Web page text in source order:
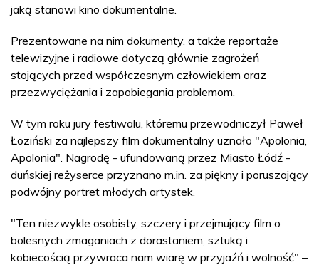
jaką stanowi kino dokumentalne.
Prezentowane na nim dokumenty, a także reportaże
telewizyjne i radiowe dotyczą głównie zagrożeń
stojących przed współczesnym człowiekiem oraz
przezwyciężania i zapobiegania problemom.
W tym roku jury festiwalu, któremu przewodniczył Paweł
Łoziński za najlepszy film dokumentalny uznało "Apolonia,
Apolonia". Nagrodę - ufundowaną przez Miasto Łódź -
duńskiej reżyserce przyznano m.in. za piękny i poruszający
podwójny portret młodych artystek.
"Ten niezwykle osobisty, szczery i przejmujący film o
bolesnych zmaganiach z dorastaniem, sztuką i
kobiecością przywraca nam wiarę w przyjaźń i wolność" –